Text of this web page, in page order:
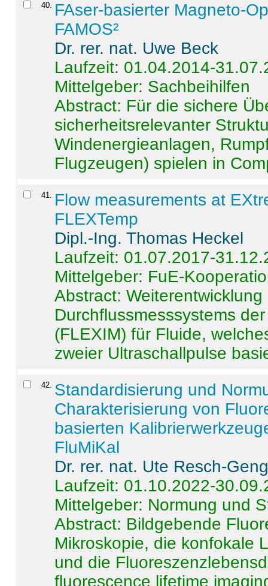
40. FAser-basierter Magneto-
FAMOS²
Dr. rer. nat. Uwe Beck
Laufzeit: 01.04.2014-
Mittelgeber: Sachbeihilfen
Abstract: Für die sichere
sicherheitsrelevanter
Windenergieanlagen,
Flugzeugen) spielen in
41. Flow measurements at
FLEXTemp
Dipl.-Ing. Thomas Heckel
Laufzeit: 01.07.2017-
Mittelgeber: FuE-
Abstract:
Durchflussmesssystems
(FLEXIM) für Fluide,
zweier Ultraschallpulse
42. Standardisierung und
Charakterisierung von
basierten
FluMiKal
Dr. rer. nat. Ute Resch-
Laufzeit: 01.10.2022-
Mittelgeber: Normung und
Abstract: Bildgebende
Mikroskopie, die konfokale
und die
fluorescence lifetime